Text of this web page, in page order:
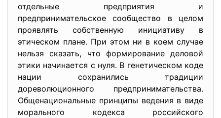
отдельные предприятия и
предпринимательское сообщество в целом
проявлять собственную инициативу в
этическом плане. При этом ни в коем случае
нельзя сказать, что формирование деловой
этики начинается с нуля. В генетическом коде
нации сохранились традиции
дореволюционного предпринимательства.
Общенациональные принципы ведения в виде
морального кодекса российского